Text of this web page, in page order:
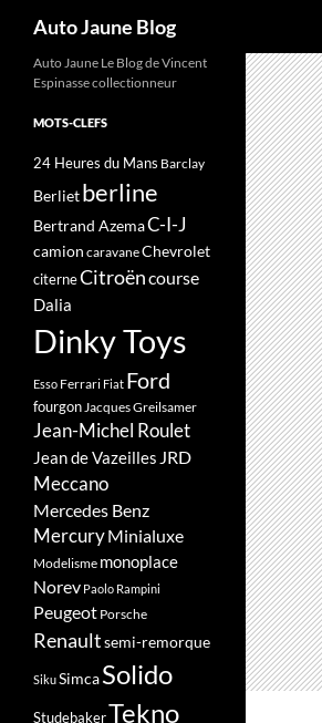
Auto Jaune Blog
Auto Jaune Le Blog de Vincent
Espinasse collectionneur
MOTS-CLEFS
24 Heures du Mans Barclay
Berlietberline
Bertrand AzemaC-I-J
camion caravaneChevrolet
citerneCitroëncourse
Dalia
Dinky Toys
Esso Ferrari Fiat Ford
fourgonJacques Greilsamer
Jean-Michel Roulet
Jean de Vazeilles JRD
Meccano
Mercedes Benz
MercuryMinialuxe
Modelisme monoplace
Norev Paolo Rampini
Peugeot Porsche
Renaultsemi-remorque
SikuSimcaSolido
StudebakerTekno